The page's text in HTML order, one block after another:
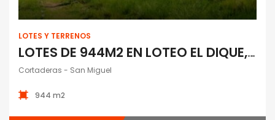
LOTES Y TERRENOS
LOTES DE 944M2 EN LOTEO EL DIQUE, CORTADERAS
Cortaderas - San Miguel
944 m2